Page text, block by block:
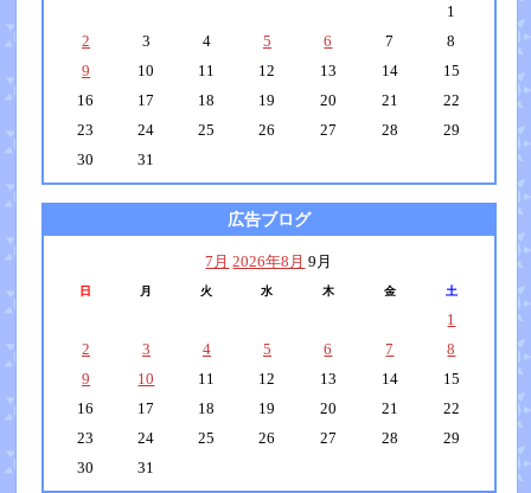
1
2
3 4 5 6 7
8
9
10 11 12 13 14
15
16
17 18 19 20 21
22
23
24 25 26 27 28
29
30
31
広告ブログ
7月 2026年8月 9月
日 月 火 水 木 金 土
1
2
3 4 5 6 7
8
9
10 11 12 13 14
15
16
17 18 19 20 21
22
23
24 25 26 27 28
29
30
31